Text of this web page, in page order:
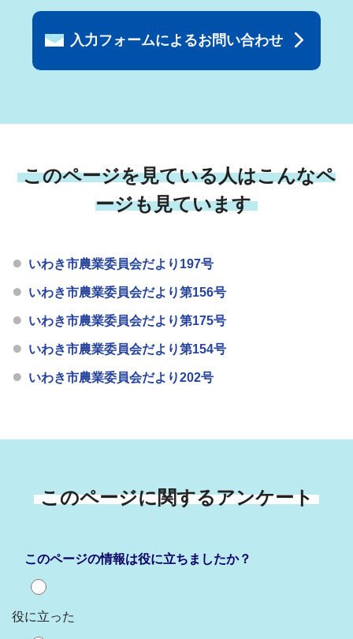
入力フォームによるお問い合わせ
このページを見ている人はこんなペ
ージも見ています
いわき市農業委員会だより197号
いわき市農業委員会だより第156号
いわき市農業委員会だより第175号
いわき市農業委員会だより第154号
いわき市農業委員会だより202号
このページに関するアンケート
このページの情報は役に立ちましたか？
役に立った